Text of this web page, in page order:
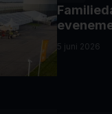
5 juni 2026